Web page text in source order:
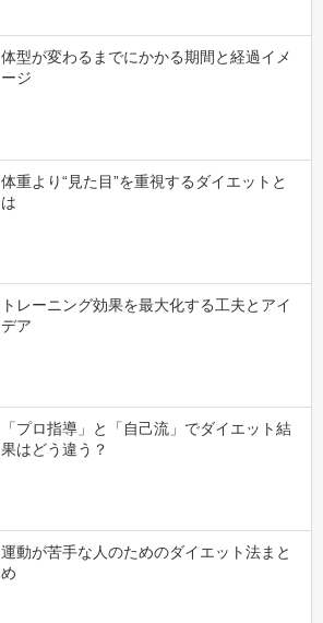
体型が変わるまでにかかる期間と経過イメ
ージ
体重より“見た目”を重視するダイエットと
は
トレーニング効果を最大化する工夫とアイ
デア
「プロ指導」と「自己流」でダイエット結
果はどう違う？
運動が苦手な人のためのダイエット法まと
め